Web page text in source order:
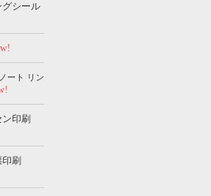
グシール
ート リン
印刷
刷